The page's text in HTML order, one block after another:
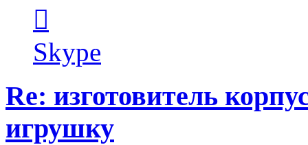
пользователя
serj364
Skype
Re: изготовитель
игрушку